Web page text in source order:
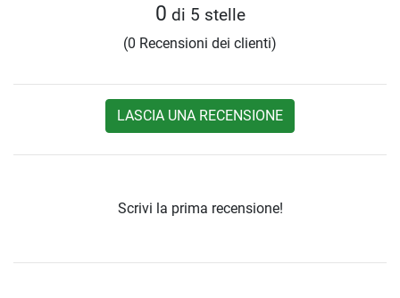
0 di 5 stelle
(0 Recensioni dei clienti)
LASCIA UNA RECENSIONE
Scrivi la prima recensione!